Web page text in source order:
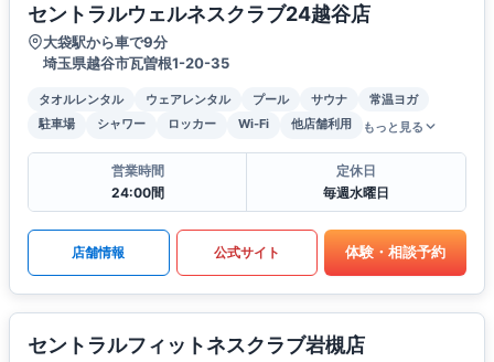
セントラルウェルネスクラブ24越谷店
大袋駅から車で9分
埼玉県越谷市瓦曽根1-20-35
タオルレンタル ウェアレンタル プール サウナ
常温ヨガ
駐車場
シャワー ロッカー Wi-Fi 他店舗利用 もっと見る
営業時間
24:00間
定休日
毎週水曜日
店舗情報 公式サイト 体験・相談予約
セントラルフィットネスクラブ岩槻店